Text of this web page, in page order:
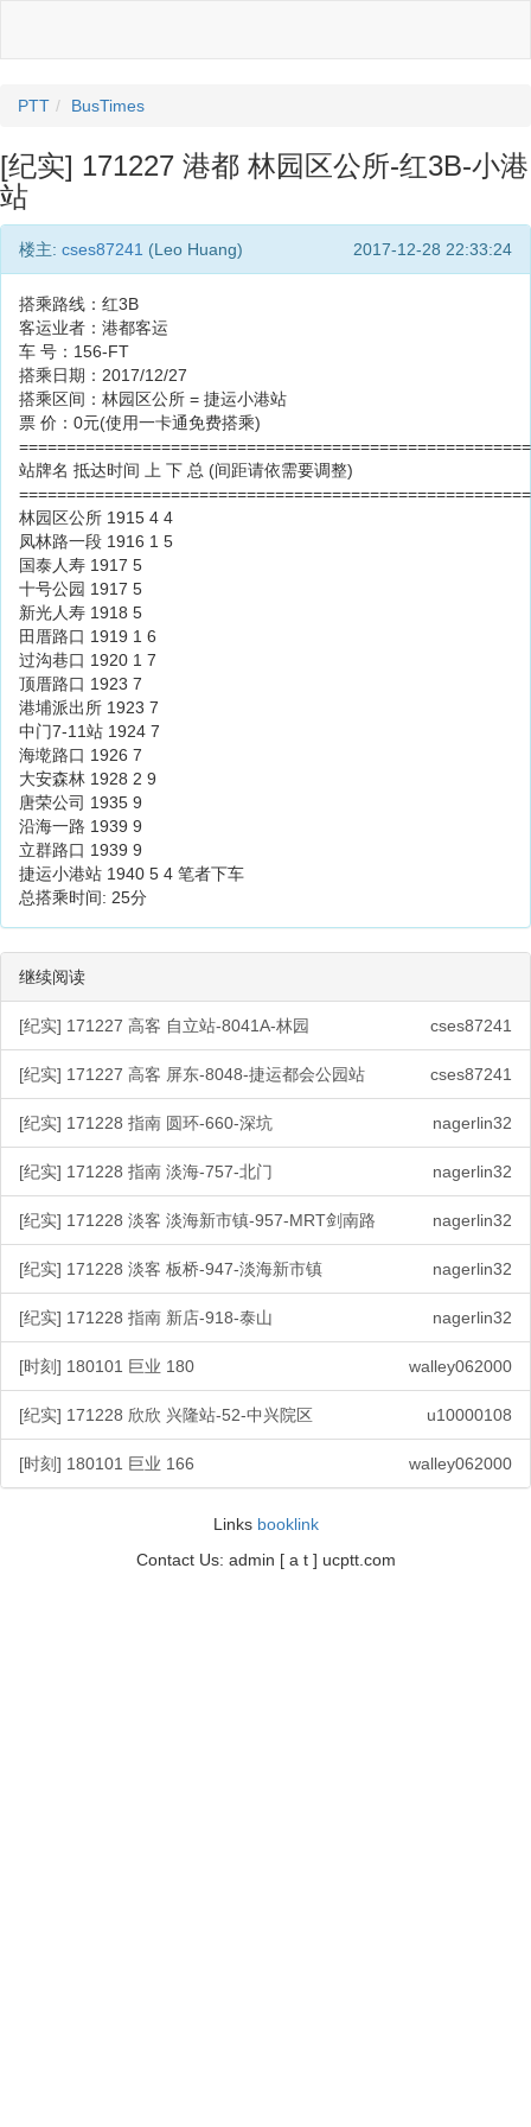
PTT BusTimes
[纪实] 171227 港都 林园区公所-红3B-小港
站
楼主: cses87241 (Leo Huang) 2017-12-28 22:33:24
搭乘路线：红3B
客运业者：港都客运
车 号：156-FT
搭乘日期：2017/12/27
搭乘区间：林园区公所 = 捷运小港站
票 价：0元(使用一卡通免费搭乘)
站牌名 抵达时间 上 下 总 (间距请依需要调整)
林园区公所 1915 4 4
凤林路一段 1916 1 5
国泰人寿 1917 5
十号公园 1917 5
新光人寿 1918 5
田厝路口 1919 1 6
过沟巷口 1920 1 7
顶厝路口 1923 7
港埔派出所 1923 7
中门7-11站 1924 7
海墘路口 1926 7
大安森林 1928 2 9
唐荣公司 1935 9
沿海一路 1939 9
立群路口 1939 9
捷运小港站 1940 5 4 笔者下车
总搭乘时间: 25分
继续阅读
[纪实] 171227 高客 自立站-8041A-林园 cses87241
[纪实] 171227 高客 屏东-8048-捷运都会公园站 cses87241
[纪实] 171228 指南 圆环-660-深坑 nagerlin32
[纪实] 171228 指南 淡海-757-北门 nagerlin32
[纪实] 171228 淡客 淡海新市镇-957-MRT剑南路 nagerlin32
[纪实] 171228 淡客 板桥-947-淡海新市镇 nagerlin32
[纪实] 171228 指南 新店-918-泰山 nagerlin32
[时刻] 180101 巨业 180 walley062000
[纪实] 171228 欣欣 兴隆站-52-中兴院区 u10000108
[时刻] 180101 巨业 166 walley062000
Links booklink
Contact Us: admin [ a t ] ucptt.com